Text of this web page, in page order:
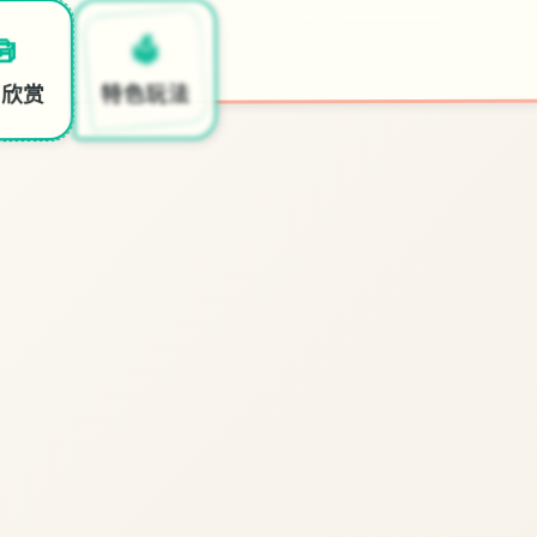
赏
🗳️
特色玩法 开始游戏